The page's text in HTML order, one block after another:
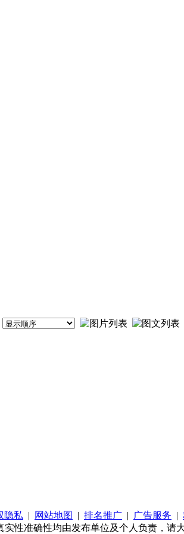
隐私 | 网站地图 | 排名推广 | 广告服务 |
性准确性均由发布单位及个人负责，请